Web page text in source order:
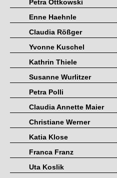
Petra Ottkowski
Enne Haehnle
Claudia Rößger
Yvonne Kuschel
Kathrin Thiele
Susanne Wurlitzer
Petra Polli
Claudia Annette Maier
Christiane Werner
Katia Klose
Franca Franz
Uta Koslik